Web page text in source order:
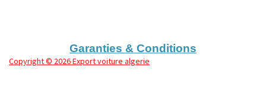
Garanties & Conditions
Copyright© 2026 Export voiture algerie